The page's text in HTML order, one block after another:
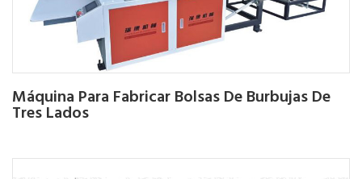
Máquina Para Fabricar Bolsas De Burbujas De
Tres Lados